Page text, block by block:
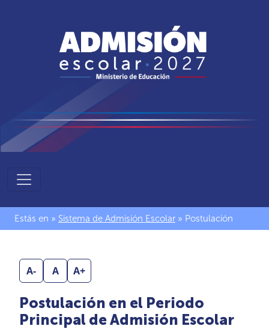
de
Admisión
Escolar
Estás en » Sistema de Admisión Escolar » Postulación
A- A A+
Postulación en el Periodo
Principal de Admisión Escolar